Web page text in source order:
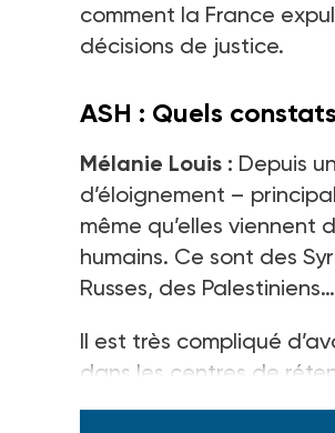
comment la France
décisions de justice.
ASH : Quels
Mélanie Louis : Depuis
d’éloignement –
même qu’elles viennent
humains. Ce sont des
Russes, des Palestiniens…
Il est très compliqué
dans les centres de